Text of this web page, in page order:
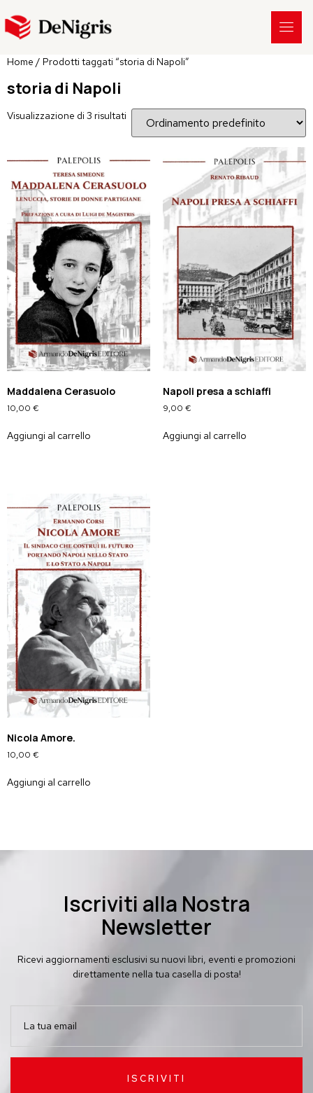
Home / Prodotti taggati “storia di Napoli”
storia di Napoli
Visualizzazione di 3 risultati
Maddalena Cerasuolo
10,00 €
Aggiungi al carrello
Napoli presa a schiaffi
9,00 €
Aggiungi al carrello
Nicola Amore.
10,00 €
Aggiungi al carrello
Iscriviti alla Nostra
Newsletter
Ricevi aggiornamenti esclusivi su nuovi libri, eventi e promozioni
direttamente nella tua casella di posta!
ISCRIVITI